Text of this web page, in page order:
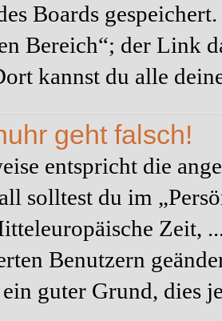
Boards
Bereich“; der Link
kannst du alle
geht falsch!
entspricht die
solltest du im
Zeit,
Benutzern
guter Grund, dies